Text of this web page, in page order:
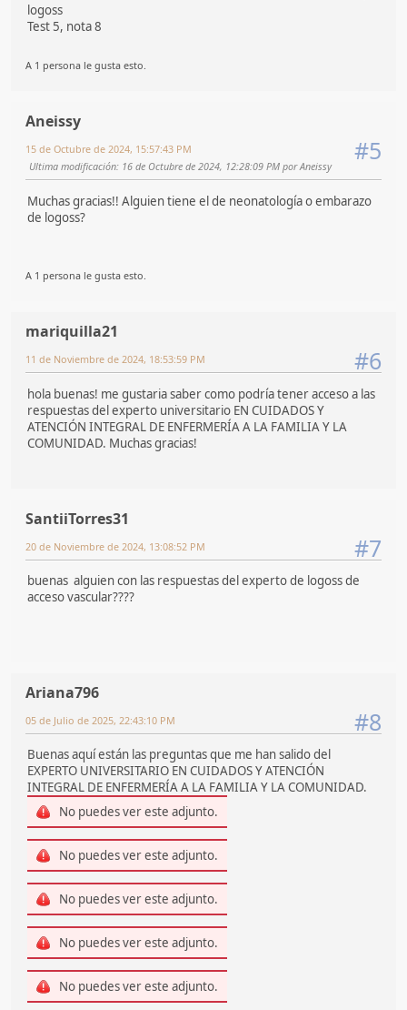
logoss
Test 5, nota 8
A 1 persona le gusta esto.
Aneissy
#5
15 de Octubre de 2024, 15:57:43 PM
Ultima modificación: 16 de Octubre de 2024, 12:28:09 PM por Aneissy
Muchas gracias!! Alguien tiene el de neonatología o embarazo
de logoss?
A 1 persona le gusta esto.
mariquilla21
#6
11 de Noviembre de 2024, 18:53:59 PM
hola buenas! me gustaria saber como podría tener acceso a las
respuestas del experto universitario EN CUIDADOS Y
ATENCIÓN INTEGRAL DE ENFERMERÍA A LA FAMILIA Y LA
COMUNIDAD. Muchas gracias!
SantiiTorres31
#7
20 de Noviembre de 2024, 13:08:52 PM
buenas alguien con las respuestas del experto de logoss de
acceso vascular????
Ariana796
#8
05 de Julio de 2025, 22:43:10 PM
Buenas aquí están las preguntas que me han salido del
EXPERTO UNIVERSITARIO EN CUIDADOS Y ATENCIÓN
INTEGRAL DE ENFERMERÍA A LA FAMILIA Y LA COMUNIDAD.
No puedes ver este adjunto.
No puedes ver este adjunto.
No puedes ver este adjunto.
No puedes ver este adjunto.
No puedes ver este adjunto.